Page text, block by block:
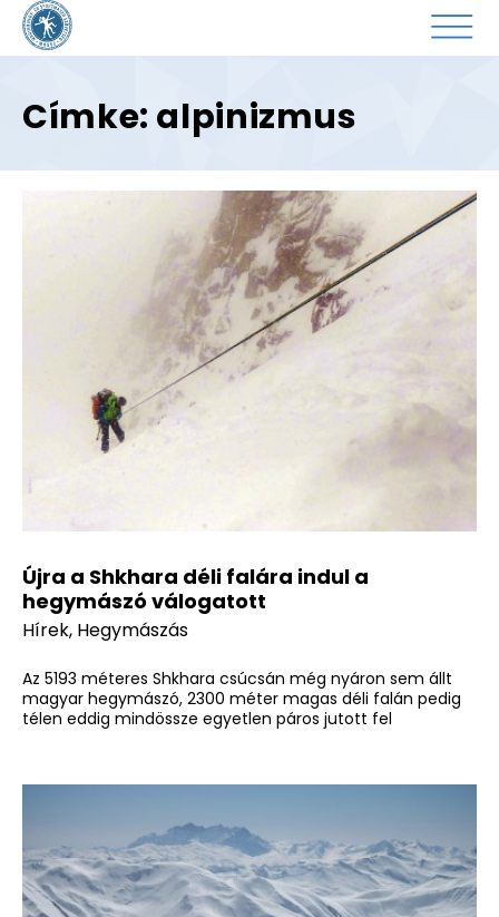
Címke: alpinizmus
Újra a Shkhara déli falára indul a
hegymászó válogatott
Hírek, Hegymászás
Az 5193 méteres Shkhara csúcsán még nyáron sem állt
magyar hegymászó, 2300 méter magas déli falán pedig
télen eddig mindössze egyetlen páros jutott fel